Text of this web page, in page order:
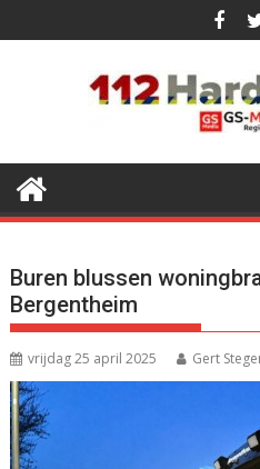
naar
Buren blussen
Bergentheim
vrijdag 25 april 2025 Gert